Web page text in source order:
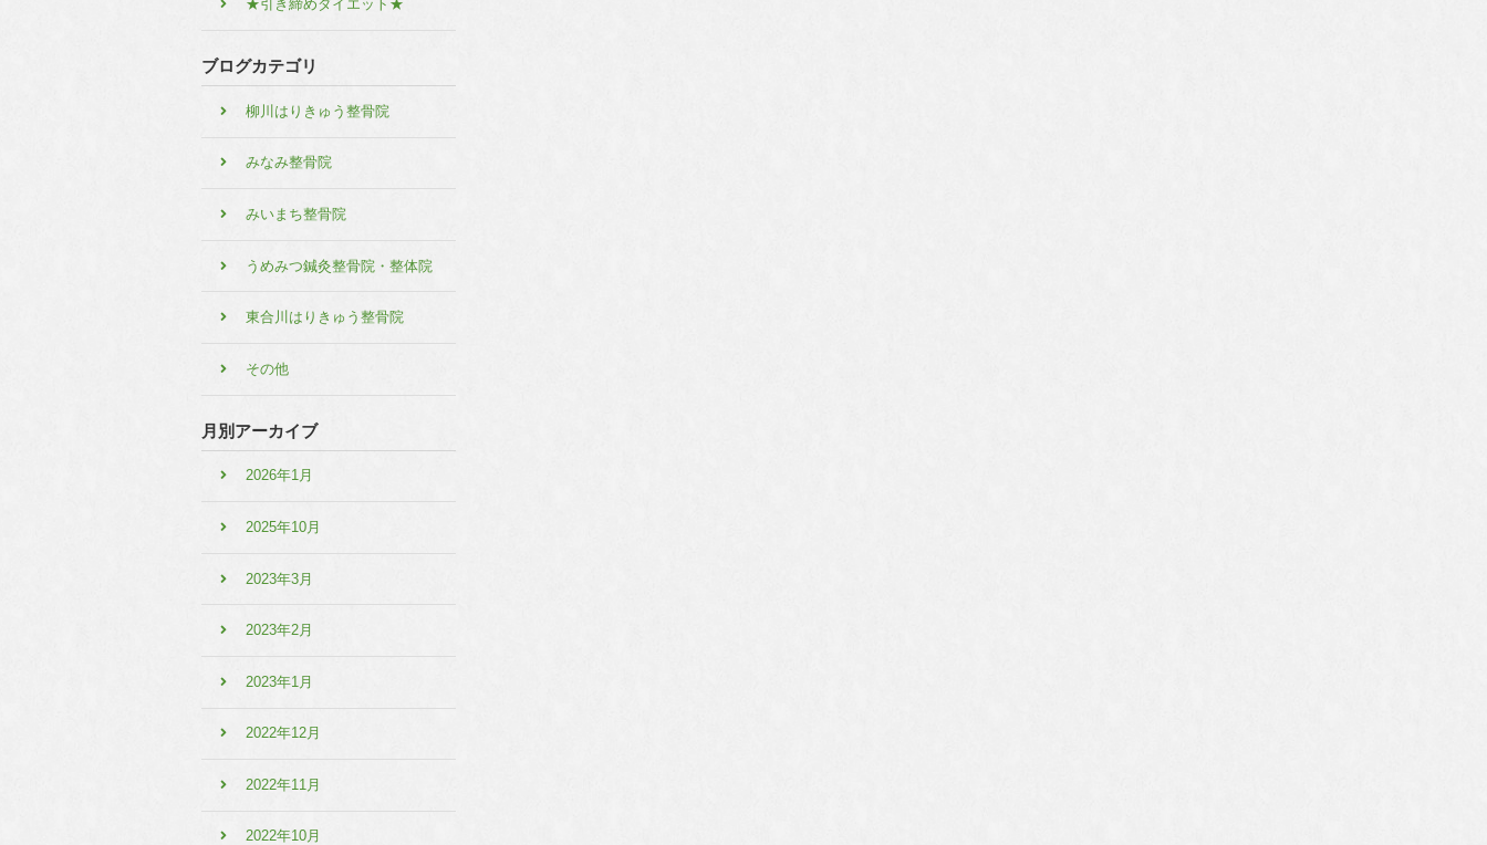
★引き締めダイエット★
ブログカテゴリ
柳川はりきゅう整骨院
みなみ整骨院
みいまち整骨院
うめみつ鍼灸整骨院・整体院
東合川はりきゅう整骨院
その他
月別アーカイブ
2026年1月
2025年10月
2023年3月
2023年2月
2023年1月
2022年12月
2022年11月
2022年10月